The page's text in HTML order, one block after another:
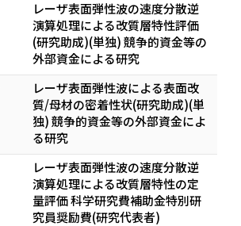
レーザ表面弾性波の速度分散逆
演算処理による改質層特性評価
(研究助成)(単独) 競争的資金等の
外部資金による研究
レーザ表面弾性波による表面改
質/母材の密着性状(研究助成)(単
独) 競争的資金等の外部資金によ
る研究
レーザ表面弾性波の速度分散逆
演算処理による改質層特性の定
量評価 科学研究費補助金特別研
究員奨励費(研究代表者)